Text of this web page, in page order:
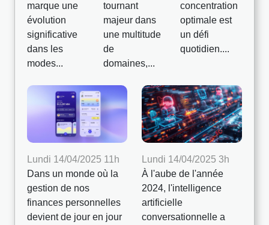
marque une
évolution
significative
dans les
modes...
tournant
majeur dans
une multitude
de
domaines,...
concentration
optimale est
un défi
quotidien....
Lundi 14/04/2025 11h
Dans un monde où la
gestion de nos
finances personnelles
devient de jour en jour
Lundi 14/04/2025 3h
À l'aube de l'année
2024, l'intelligence
artificielle
conversationnelle a